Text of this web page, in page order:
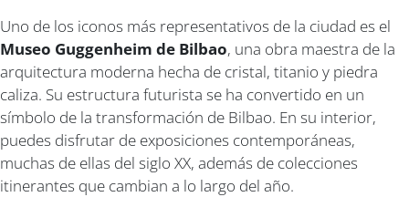
Uno de los iconos más representativos de la ciudad es el
Museo Guggenheim de Bilbao, una obra maestra de la
arquitectura moderna hecha de cristal, titanio y piedra
caliza. Su estructura futurista se ha convertido en un
símbolo de la transformación de Bilbao. En su interior,
puedes disfrutar de exposiciones contemporáneas,
muchas de ellas del siglo XX, además de colecciones
itinerantes que cambian a lo largo del año.